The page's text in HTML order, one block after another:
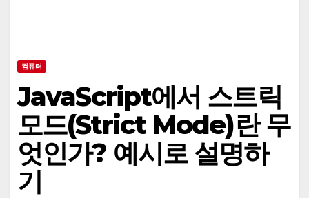
컴퓨터
JavaScript에서 스트릭
모드(Strict Mode)란 무
엇인가? 예시로 설명하
기